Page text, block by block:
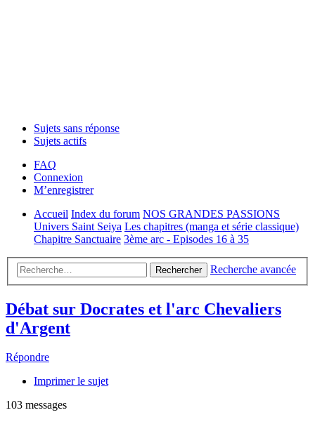
Sujets sans réponse
Sujets actifs
FAQ
Connexion
M’enregistrer
Accueil Index du forum NOS GRANDES PASSIONS
Univers Saint Seiya Les chapitres (manga et série classique)
Chapitre Sanctuaire 3ème arc - Episodes 16 à 35
Rechercher Recherche avancée
Débat sur Docrates et l'arc Chevaliers
d'Argent
Répondre
Imprimer le sujet
103 messages